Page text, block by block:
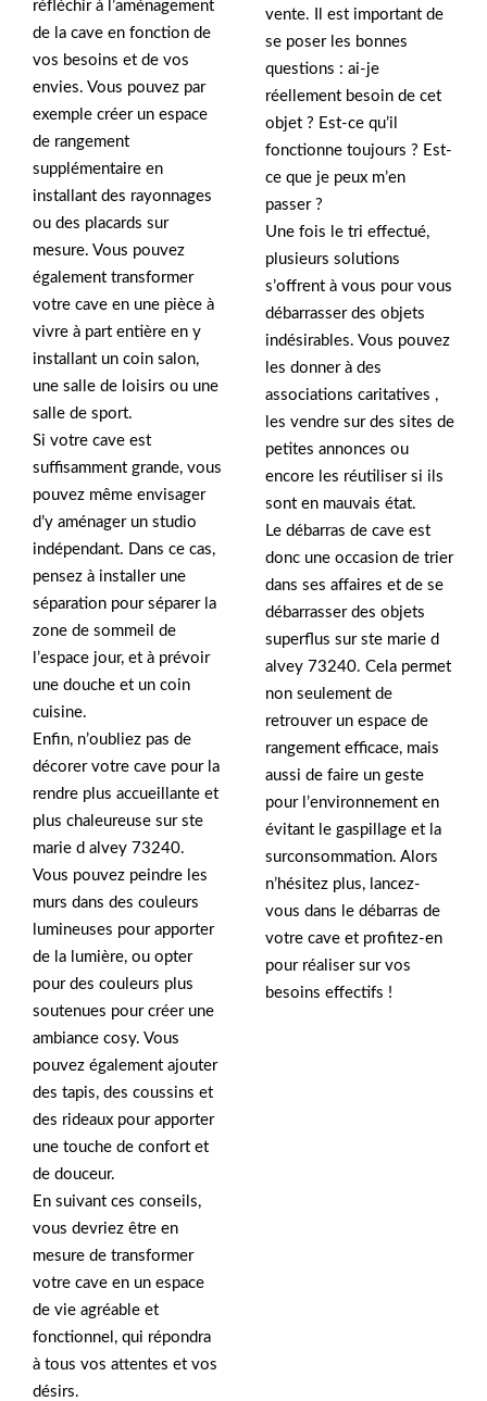
réfléchir à l’aménagement
de la cave en fonction de
vos besoins et de vos
envies. Vous pouvez par
exemple créer un espace
de rangement
supplémentaire en
installant des rayonnages
ou des placards sur
mesure. Vous pouvez
également transformer
votre cave en une pièce à
vivre à part entière en y
installant un coin salon,
une salle de loisirs ou une
salle de sport.
Si votre cave est
suffisamment grande, vous
pouvez même envisager
d’y aménager un studio
indépendant. Dans ce cas,
pensez à installer une
séparation pour séparer la
zone de sommeil de
l’espace jour, et à prévoir
une douche et un coin
cuisine.
Enfin, n’oubliez pas de
décorer votre cave pour la
rendre plus accueillante et
plus chaleureuse sur ste
marie d alvey 73240.
Vous pouvez peindre les
murs dans des couleurs
lumineuses pour apporter
de la lumière, ou opter
pour des couleurs plus
soutenues pour créer une
ambiance cosy. Vous
pouvez également ajouter
des tapis, des coussins et
des rideaux pour apporter
une touche de confort et
de douceur.
En suivant ces conseils,
vous devriez être en
mesure de transformer
votre cave en un espace
de vie agréable et
fonctionnel, qui répondra
à tous vos attentes et vos
désirs.
vente. Il est important de
se poser les bonnes
questions : ai-je
réellement besoin de cet
objet ? Est-ce qu’il
fonctionne toujours ? Est-
ce que je peux m’en
passer ?
Une fois le tri effectué,
plusieurs solutions
s’offrent à vous pour vous
débarrasser des objets
indésirables. Vous pouvez
les donner à des
associations caritatives ,
les vendre sur des sites de
petites annonces ou
encore les réutiliser si ils
sont en mauvais état.
Le débarras de cave est
donc une occasion de trier
dans ses affaires et de se
débarrasser des objets
superflus sur ste marie d
alvey 73240. Cela permet
non seulement de
retrouver un espace de
rangement efficace, mais
aussi de faire un geste
pour l’environnement en
évitant le gaspillage et la
surconsommation. Alors
n’hésitez plus, lancez-
vous dans le débarras de
votre cave et profitez-en
pour réaliser sur vos
besoins effectifs !